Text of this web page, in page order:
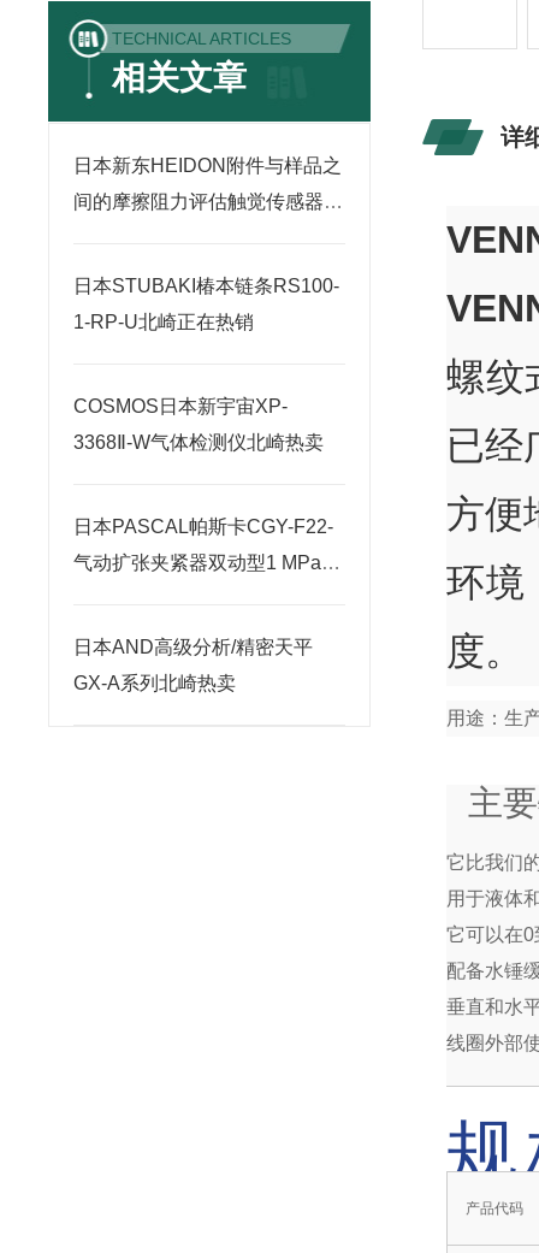
TECHNICAL ARTICLES
相关文章
日本新东HEIDON附件与样品之
间的摩擦阻力评估触觉传感器
日本STUBAKI椿本链条RS100-
1-RP-U北崎正在热销
COSMOS日本新宇宙XP-
3368Ⅱ-W气体检测仪北崎热卖
日本PASCAL帕斯卡CGY-F22-
气动扩张夹紧器双动型1 MPa北
日本AND高级分析/精密天平
GX-A系列北崎热卖
详
螺纹
已经
方便
环境
度。
用途：生
主
它比我们
用于液体
它可以在
配备水锤
垂直和水
线圈外部
产品代码